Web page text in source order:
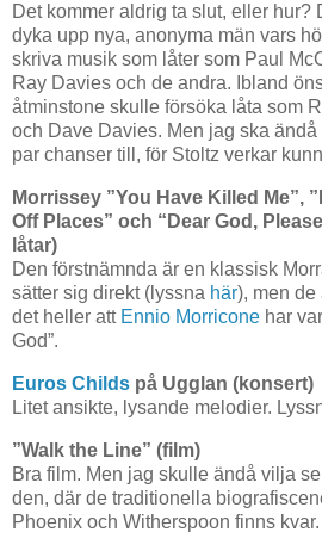
Det kommer aldrig ta slut, eller hur?
dyka upp nya, anonyma män vars
skriva musik som låter som Paul
Ray Davies och de andra. Ibland
åtminstone skulle försöka låta som
och Dave Davies. Men jag ska
par chanser till, för Stoltz verkar
Morrissey ”You Have Killed Me”,
Off Places” och “Dear God,
låtar)
Den förstnämnda är en klassisk
sätter sig direkt (lyssna här), men de
det heller att Ennio Morricone har
God”.
Euros Childs på Ugglan (konsert)
Litet ansikte, lysande melodier.
”Walk the Line” (film)
Bra film. Men jag skulle ändå vilja
den, där de traditionella
Phoenix och Witherspoon finns kvar.